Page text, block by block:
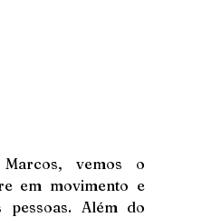
vemos o
em movimento e
Além do